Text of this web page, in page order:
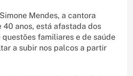
Mendes, a cantora
40 anos, está afastada dos
familiares e de saúde
a subir nos palcos a partir